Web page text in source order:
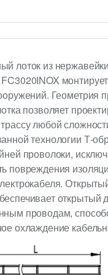
лоток из
Геометрия
позволяет
любой
технологии Т-
проволоки,
повреждения
открытый
проводам,
охлаждение